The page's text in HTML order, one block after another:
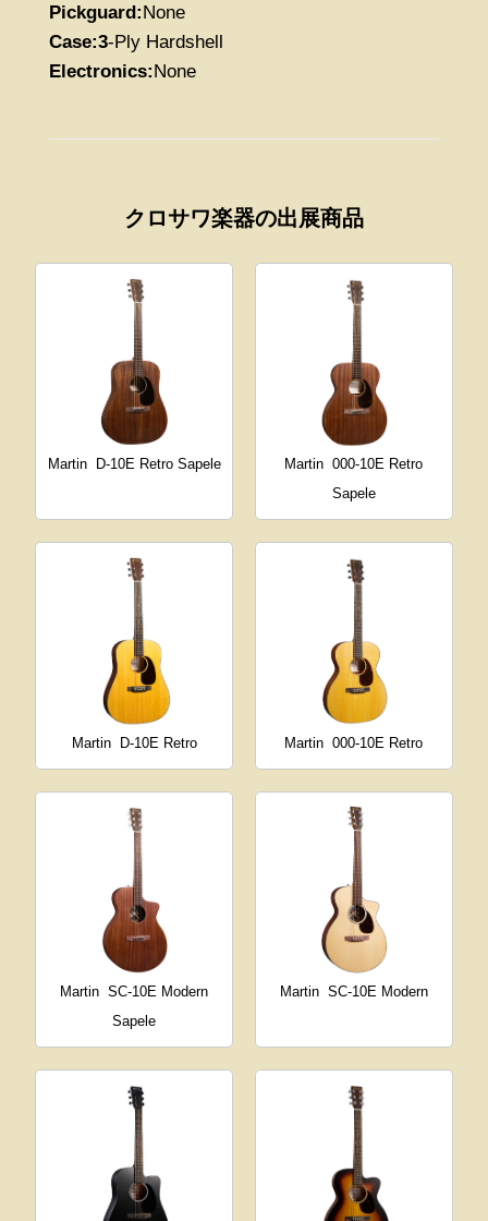
Pickguard:None
Case:3-Ply Hardshell
Electronics:None
クロサワ楽器の出展商品
Martin D-10E Retro Sapele Martin 000-10E Retro
Sapele
Martin D-10E Retro Martin 000-10E Retro
Martin SC-10E Modern
Sapele
Martin SC-10E Modern